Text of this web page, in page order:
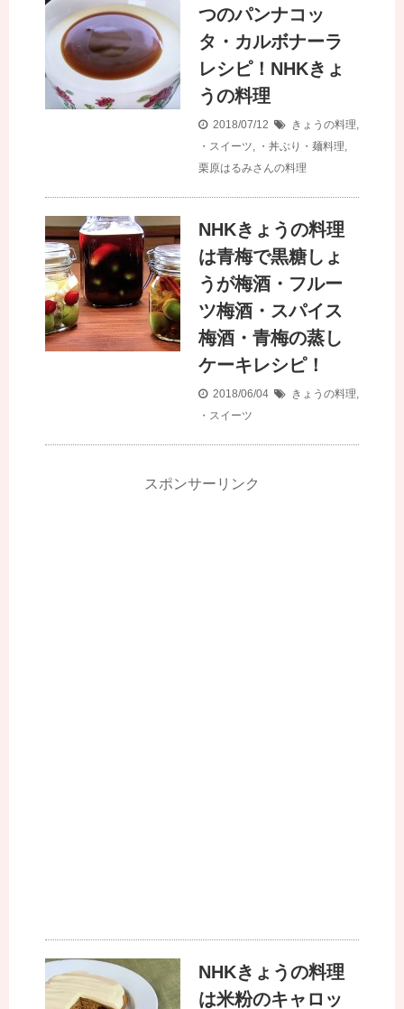
つのパンナコッ
タ・カルボナーラ
レシピ！NHKきょ
うの料理
2018/07/12 きょうの料理
・スイーツ
・丼ぶり・麺料理
栗原はるみさんの料理
NHKきょうの料理
は青梅で黒糖しょ
うが梅酒・フルー
ツ梅酒・スパイス
梅酒・青梅の蒸し
ケーキレシピ！
2018/06/04 きょうの料理
・スイーツ
スポンサーリンク
NHKきょうの料理
は米粉のキャロッ